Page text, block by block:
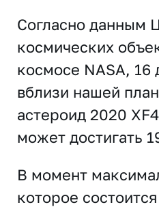
Согласно данным
космических
космосе NASA, 16
вблизи нашей
астероид 2020
может достигать
В момент
которое